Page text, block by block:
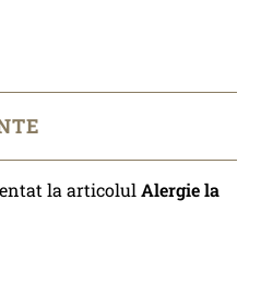
la articolulAlergie la